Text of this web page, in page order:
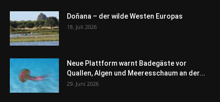
Doñana – der wilde Westen Europas
18. Juli 2026
Neue Plattform warnt Badegäste vor
Quallen, Algen und Meeresschaum an der...
29. Juni 2026